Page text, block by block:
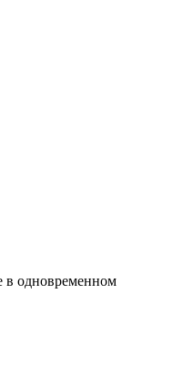
в одновременном